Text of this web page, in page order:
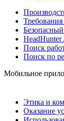
HeadHunter
Поиск
Поиск по
Мобильное
Этика и
Оказание